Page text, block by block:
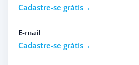
Cadastre-se grátis
E-mail
Cadastre-se grátis